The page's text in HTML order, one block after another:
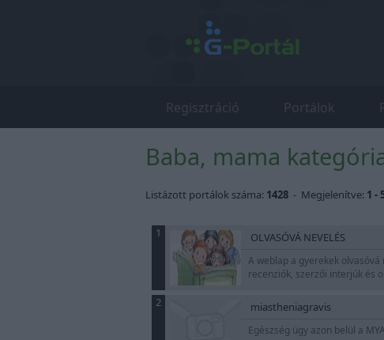
Regisztráció Portálok
Baba, mama
Listázott portálok száma: 1428- Megjelenítve: 1 -
1
OLVASÓVÁ NEVELÉS
A weblap a gyerekek
recenziók, szerzői interjúk és
2 miastheniagravis
Egészség ügy azon belül a